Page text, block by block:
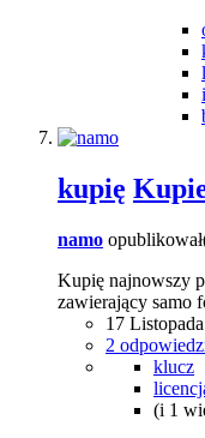
kupię
namo
Kupię najnowszy
zawierający samo
17
2
klucz
(i 1